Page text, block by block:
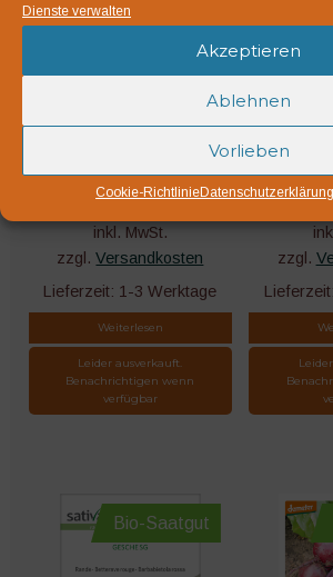
Dienste verwalten
Akzeptieren
Ablehnen
Vorlieben
Cookie-RichtlinieDatenschutzerklärung
2,70€
Packungsinhalt 2,5 g
inkl. MwSt.
zzgl.Versandkosten
Lieferzeit: 1-3 Werktage
Weiterlesen
Leider ausverkauft.
Benachrichtigen wenn
verfügbar
zzgl.
Lieferzeit:
Bio-Saatgut